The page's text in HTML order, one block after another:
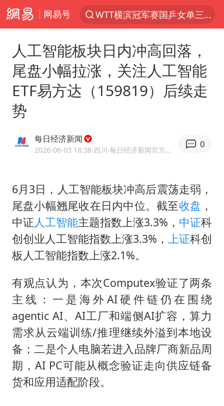
网易号
WTT横滨冠军赛国乒女单三将晋级四强
郑丽文：台湾从来没有“独立”过
商场现钱学森巨幅海报 负责人回应
老挝国会主席赛宋蓬逝世
白海豚将正面袭击贯穿浙江
酒店回应车内过夜被收150元
酒店花洒现排泄物住客索赔遭拒
杭州全市有序停课
36岁男演员成景区NPC后人气爆棚
新疆优化调整景区内自驾服务费
检测列车撞人致11死2伤 涉事单位被罚
宇树王兴兴被问了360多个问题
乐享全民健身 共筑健康中国
人工智能板块日内冲高回落，
尾盘小幅拉涨，关注人工智能
ETF易方达（159819）后续走
势
每日经济新闻
2026-06-03 18:38·四川 ·每日经济新闻官方网易号
0
6月3日，人工智能板块冲高后震荡走弱，
尾盘小幅翘尾收在日内中位。截至收盘 ，
中证人工智能主题指数上涨3.3%， 中证科
创创业人工智能指数上涨3.3%，上证科创
板人工智能指数上涨2.1%。
有观点认为，本次Computex验证了两条
主线：一是海外AI硬件链仍在围绕
agentic AI、AI工厂和端侧AI扩容，算力
需求从云端训练/推理继续外溢到本地设
备；二是个人电脑若进入品牌厂商新品周
期，AI PC可能从概念验证走向供应链备
货和应用适配阶段。